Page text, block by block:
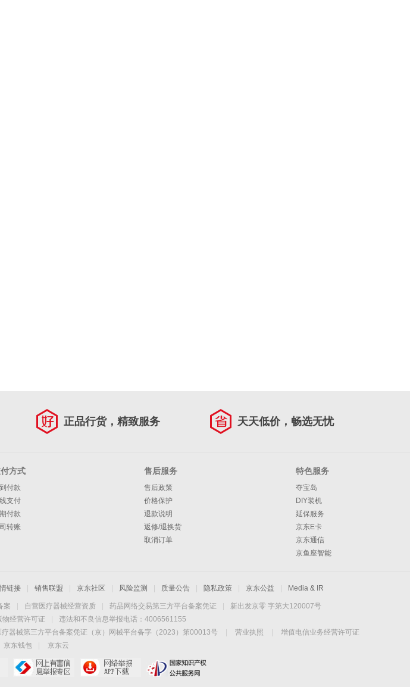
正品行货，精致服务 天天低价，畅选无忧
方式
付款
支付
付款
转账
售后服务
售后政策
价格保护
退款说明
返修/退换货
取消订单
特色服务
夺宝岛
DIY装机
延保服务
京东E卡
京东通信
京鱼座智能
链接 销售联盟 京东社区 风险监测 质量公告 隐私政策 京东公益 Media & IR
案 自营医疗器械经营资质 药品网络交易第三方平台备案凭证
新出发京零 字第大120007号
物经营许可证
违法和不良信息举报电话：4006561155
疗器械第三方平台备案凭证（京）网械平台备字（2023）第00013号 营业执照
增值电信业务经营许可证
京东钱包
京东云